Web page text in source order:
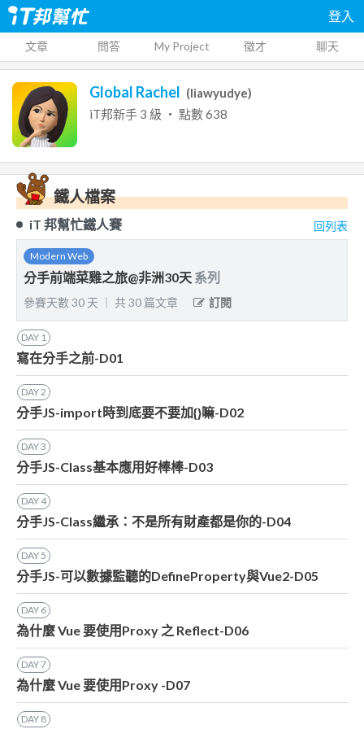
登入
文章 問答 My Project 徵才 聊天
Global Rachel (liawyudye)
iT邦新手 3 級 ‧ 點數638
鐵人檔案
iT 邦幫忙鐵人賽 回列表
Modern Web
分手前端菜雞之旅@非洲30天 系列
參賽天數30 天 共30 篇文章 訂閱
DAY 1
寫在分手之前-D01
DAY2
分手JS-import時到底要不要加{}嘛-D02
DAY3
分手JS-Class基本應用好棒棒-D03
DAY4
分手JS-Class繼承：不是所有財產都是你的-D04
DAY5
分手JS-可以數據監聽的DefineProperty與Vue2-D05
DAY 6
為什麼 Vue 要使用Proxy 之 Reflect-D06
DAY7
為什麼 Vue 要使用Proxy -D07
DAY 8